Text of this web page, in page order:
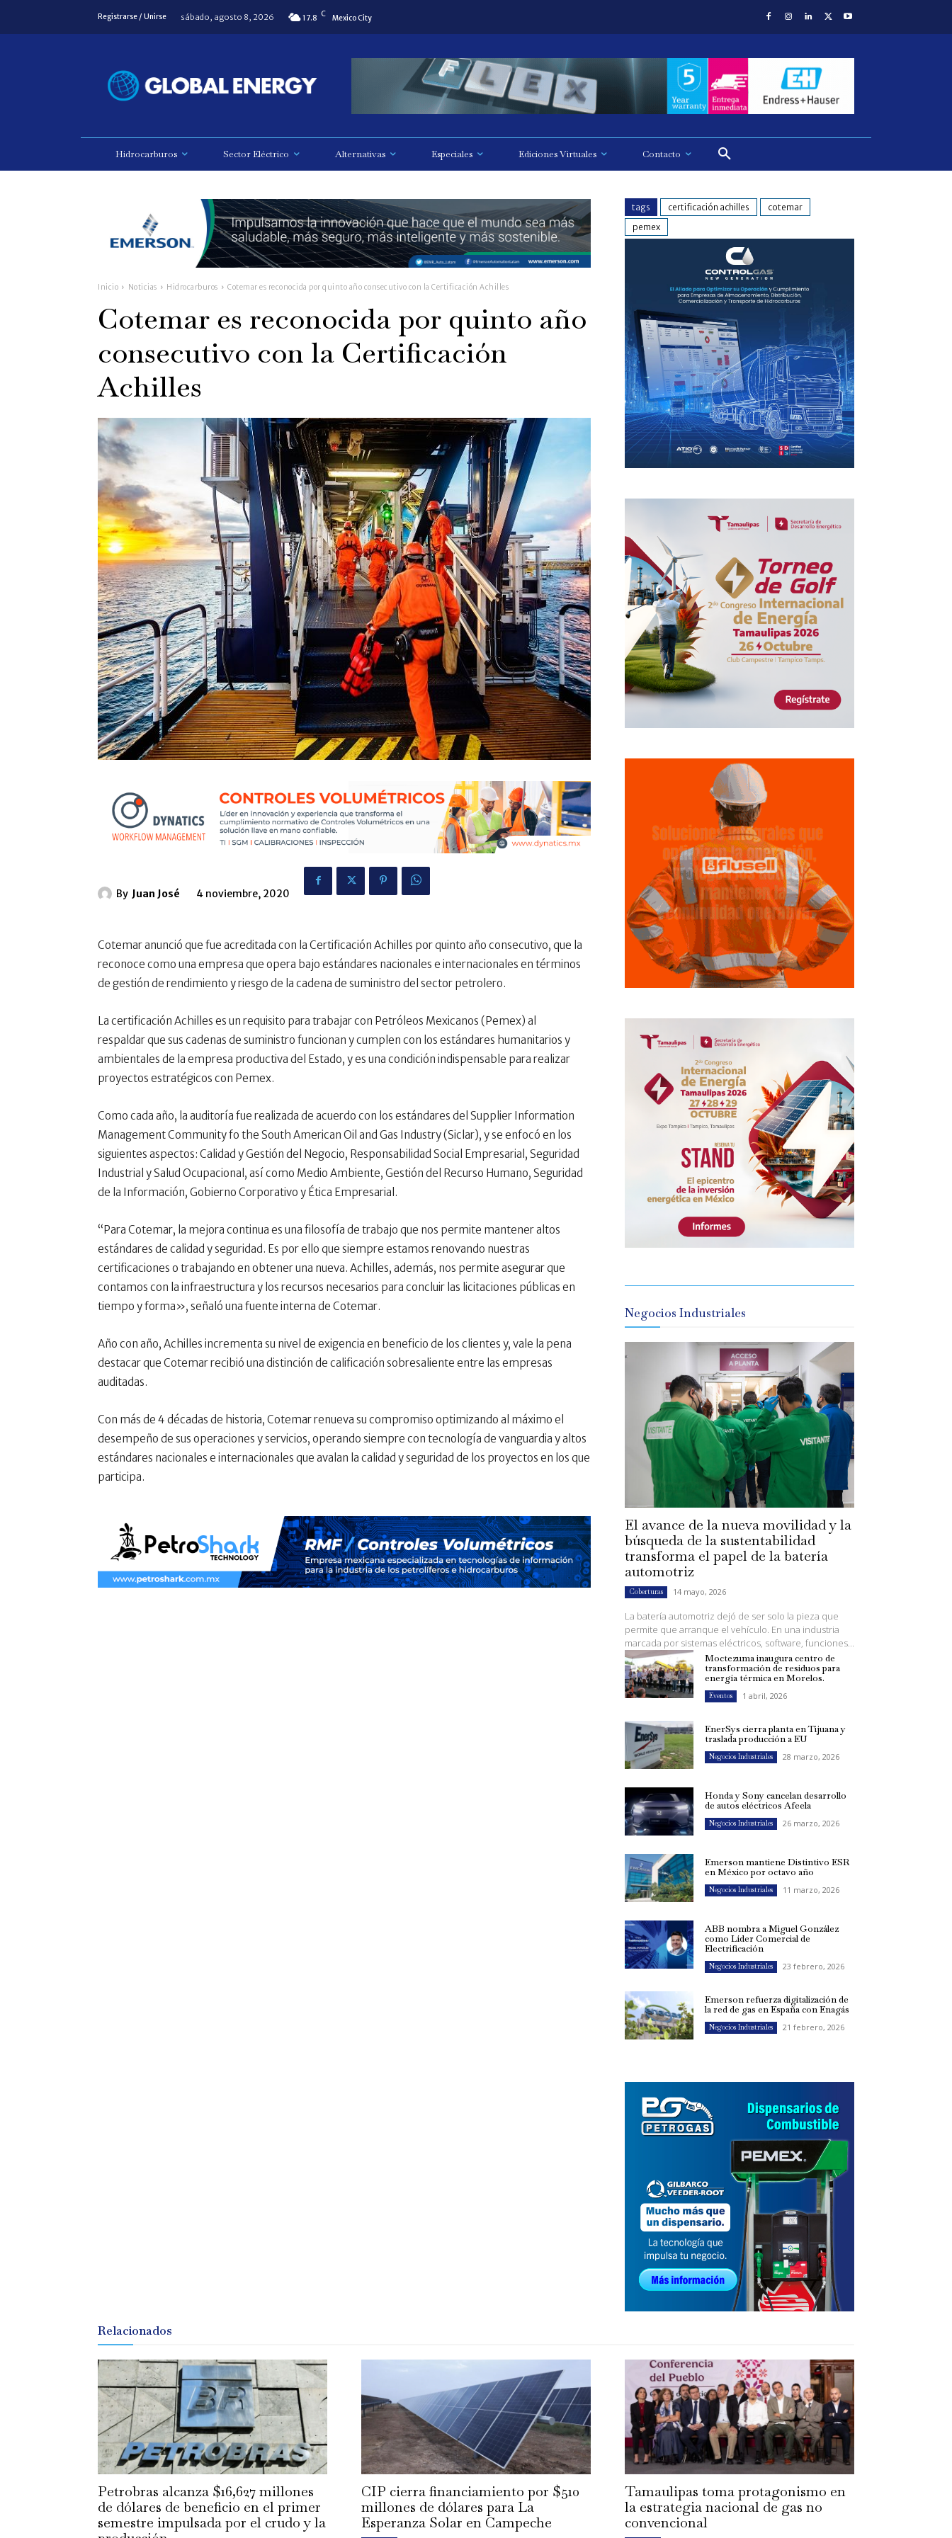
Registrarse / Unirse sábado, agosto 8, 2026 17.8 C Mexico City
Hidrocarburos Sector Eléctrico Alternativas Especiales Ediciones Virtuales Contacto
Inicio Noticias Hidrocarburos Cotemar es reconocida por quinto año consecutivo con la Certificación Achilles
Cotemar es reconocida por quinto año
consecutivo con la Certificación
Achilles
By Juan José 4 noviembre, 2020
Cotemar anunció que fue acreditada con la Certificación Achilles por quinto año consecutivo, que la
reconoce como una empresa que opera bajo estándares nacionales e internacionales en términos
de gestión de rendimiento y riesgo de la cadena de suministro del sector petrolero.
La certificación Achilles es un requisito para trabajar con Petróleos Mexicanos (Pemex) al
respaldar que sus cadenas de suministro funcionan y cumplen con los estándares humanitarios y
ambientales de la empresa productiva del Estado, y es una condición indispensable para realizar
proyectos estratégicos con Pemex.
Como cada año, la auditoría fue realizada de acuerdo con los estándares del Supplier Information
Management Community fo the South American Oil and Gas Industry (Siclar), y se enfocó en los
siguientes aspectos: Calidad y Gestión del Negocio, Responsabilidad Social Empresarial, Seguridad
Industrial y Salud Ocupacional, así como Medio Ambiente, Gestión del Recurso Humano, Seguridad
de la Información, Gobierno Corporativo y Ética Empresarial.
“Para Cotemar, la mejora continua es una filosofía de trabajo que nos permite mantener altos
estándares de calidad y seguridad. Es por ello que siempre estamos renovando nuestras
certificaciones o trabajando en obtener una nueva. Achilles, además, nos permite asegurar que
contamos con la infraestructura y los recursos necesarios para concluir las licitaciones públicas en
tiempo y forma», señaló una fuente interna de Cotemar.
Año con año, Achilles incrementa su nivel de exigencia en beneficio de los clientes y, vale la pena
destacar que Cotemar recibió una distinción de calificación sobresaliente entre las empresas
auditadas.
Con más de 4 décadas de historia, Cotemar renueva su compromiso optimizando al máximo el
desempeño de sus operaciones y servicios, operando siempre con tecnología de vanguardia y altos
estándares nacionales e internacionales que avalan la calidad y seguridad de los proyectos en los que
participa.
tags certificación achilles
cotemar
pemex
Negocios Industriales
El avance de la nueva movilidad y la
búsqueda de la sustentabilidad
transforma el papel de la batería
automotriz
Coberturas 14 mayo, 2026
La batería automotriz dejó de ser solo la pieza que
permite que arranque el vehículo. En una industria
marcada por sistemas eléctricos, software, funciones...
Moctezuma inaugura centro de
transformación de residuos para
energía térmica en Morelos.
Eventos 1 abril, 2026
EnerSys cierra planta en Tijuana y
traslada producción a EU
Negocios Industriales 28 marzo, 2026
Honda y Sony cancelan desarrollo
de autos eléctricos Afeela
Negocios Industriales 26 marzo, 2026
Emerson mantiene Distintivo ESR
en México por octavo año
Negocios Industriales 11 marzo, 2026
ABB nombra a Miguel González
como Líder Comercial de
Electrificación
Negocios Industriales 23 febrero, 2026
Emerson refuerza digitalización de
la red de gas en España con Enagás
Negocios Industriales 21 febrero, 2026
Relacionados
Petrobras alcanza $16,627 millones
de dólares de beneficio en el primer
semestre impulsada por el crudo y la
CIP cierra financiamiento por $510
millones de dólares para La
Esperanza Solar en Campeche
Tamaulipas toma protagonismo en
la estrategia nacional de gas no
convencional